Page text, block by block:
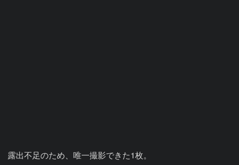
露出不足のため、唯一撮影できた1枚。